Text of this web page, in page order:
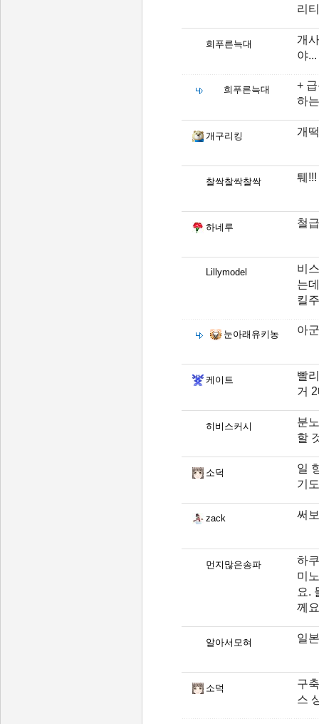
리
희푸른늑대
개
야...
희푸른늑대
+
하
개구리킹 개
찰싹찰싹찰싹 퉤!!!
하네루 철
Lillymodel
비
는
킬
눈아래유키농 아
케이트
빨
거
히비스커시
분
할
소덕
일
기
zack 써
먼지많은송파
하
미
요.
께요
알아서모혀 일
소덕
구
스